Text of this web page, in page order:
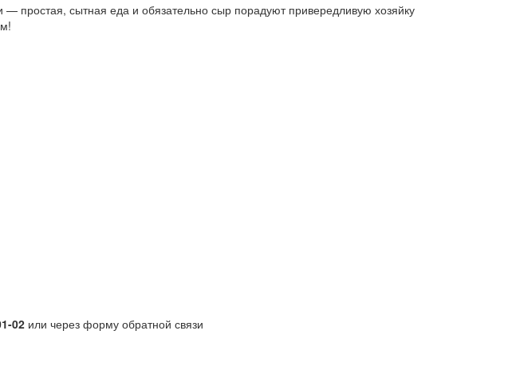
простая, сытная еда и обязательно сыр порадуют привередливую хозяйку
02или через форму обратной связи